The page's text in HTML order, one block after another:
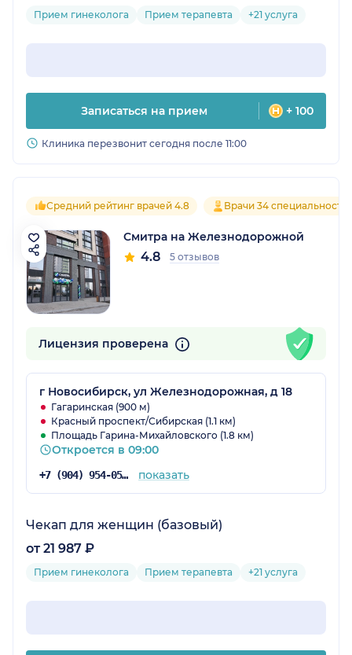
Прием гинеколога Прием терапевта +21 услуга
Записаться на прием + 100
Клиника перезвонит сегодня после 11:00
Средний рейтинг врачей 4.8 Врачи 34
Смитра на Железнодорожной
4.8 5 отзывов
Лицензия проверена
г Новосибирск, ул Железнодорожная, д 18
Гагаринская (900 м)
Красный проспект/Сибирская (1.1 км)
Площадь Гарина-Михайловского (1.8 км)
Откроется в 09:00
+7 (904) 954-05-19 показать
Чекап для женщин (базовый)
от 21 987 ₽
Прием гинеколога Прием терапевта +21 услуга